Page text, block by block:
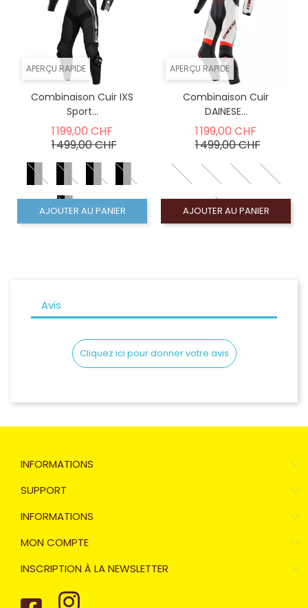
APERÇU RAPIDE
Combinaison Cuir IXS
Sport...
1 199,00 CHF
1 499,00 CHFPrix
AJOUTER AU PANIER
APERÇU RAPIDE
Combinaison Cuir
DAINESE...
1 199,00 CHF
1 499,00 CHFPrix
AJOUTER AU PANIER
Avis
Cliquez ici pour donner votre avis
INFORMATIONS
SUPPORT
INFORMATIONS
MON COMPTE
INSCRIPTION À LA NEWSLETTER